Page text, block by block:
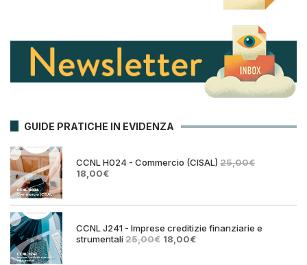
GUIDE PRATICHE IN EVIDENZA
CCNL H024 - Commercio (CISAL) 25,00€
Il
era:
18,00€Il
è:
CCNL J241 - Imprese creditizie finanziarie e
strumentali25,00€ Il18,00€Il